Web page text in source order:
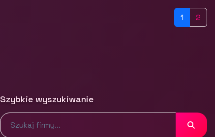
1 2
Szybkie wyszukiwanie